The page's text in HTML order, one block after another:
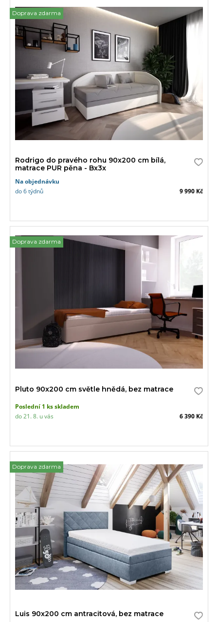
Doprava zdarma
Rodrigo do pravého rohu 90x200 cm bílá,
matrace PUR pěna - Bx3x
Na objednávku
do 6 týdnů
9 990 Kč
Doprava zdarma
Pluto 90x200 cm světle hnědá, bez matrace
Poslední 1 ks skladem
do 21. 8. u vás
6 390 Kč
Doprava zdarma
Luis 90x200 cm antracitová, bez matrace